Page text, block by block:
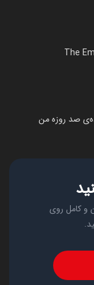
The
صد روزه من
و کامل روی